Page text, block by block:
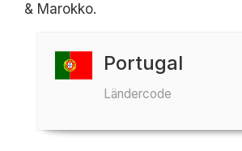
& Marokko.
Portugal
Ländercode